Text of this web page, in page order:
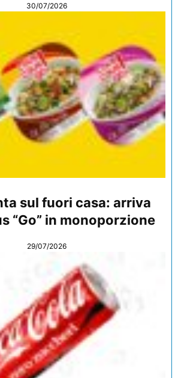
30/07/2026
sul fuori casa: arriva
“Go” in monoporzione
29/07/2026